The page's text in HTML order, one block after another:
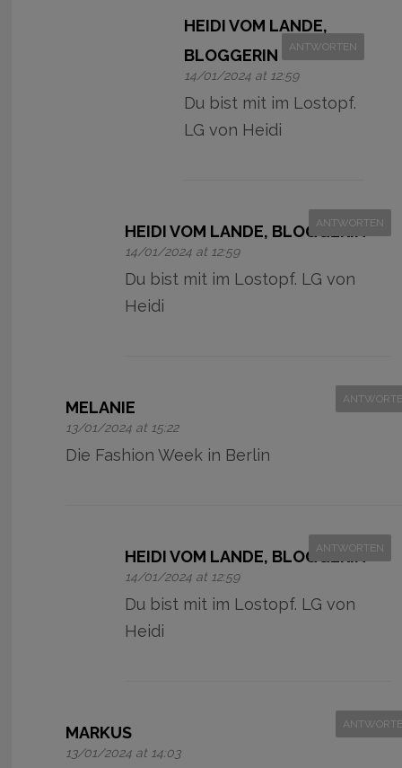
HEIDI VOM LANDE,
BLOGGERIN
14/01/2024 at 12:59
ANTWORTEN
Du bist mit im Lostopf.
LG von Heidi
HEIDI VOM LANDE, BLOGGERIN
14/01/2024 at 12:59
ANTWORTEN
Du bist mit im Lostopf. LG von
Heidi
MELANIE
13/01/2024 at 15:22
Die Fashion Week in Berlin
HEIDI VOM LANDE, BLOGGERIN
14/01/2024 at 12:59
ANTWORTEN
Du bist mit im Lostopf. LG von
Heidi
MARKUS
13/01/2024 at 14:03